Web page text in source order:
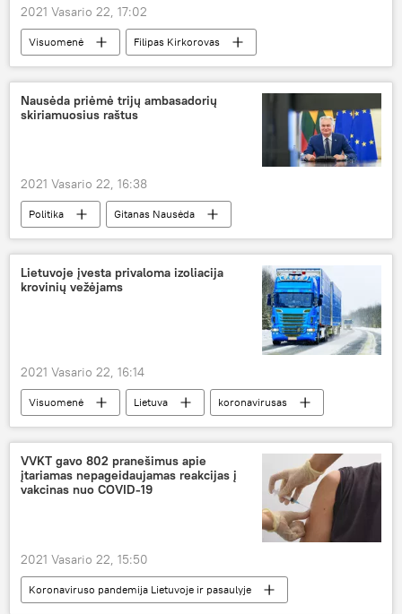
2021 Vasario 22, 17:02
Visuomenė
Filipas Kirkorovas
Lietuva
Rusija
Nausėda priėmė trijų ambasadorių
skiriamuosius raštus
2021 Vasario 22, 16:38
Politika
Gitanas Nausėda
bendradarbiavimas
Lietuvoje įvesta privaloma izoliacija
krovinių vežėjams
2021 Vasario 22, 16:14
Visuomenė Lietuva
koronavirusas
saviizoliacija
krovinių vežėjai
Koronaviruso pandemija Lietuvoje ir pasaulyje
VVKT gavo 802 pranešimus apie
įtariamas nepageidaujamas reakcijas į
vakcinas nuo COVID-19
2021 Vasario 22, 15:50
Koronaviruso pandemija Lietuvoje ir pasaulyje